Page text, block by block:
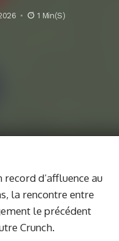
1 Min(s)
d’affluence au
la rencontre entre
le précédent
Crunch.